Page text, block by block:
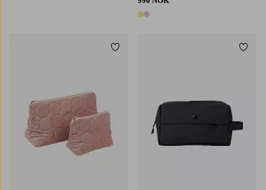
2 farger
Legg til favoritter